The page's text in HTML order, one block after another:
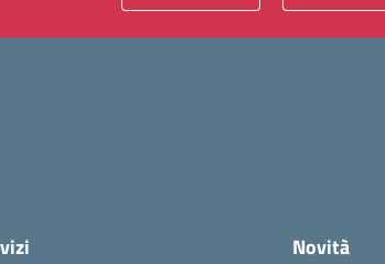
Novità